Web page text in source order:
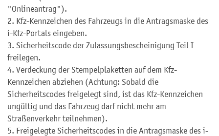
"Onlineantrag").
2. Kfz-Kennzeichen des Fahrzeugs in die Antragsmaske des
i-Kfz-Portals eingeben.
3. Sicherheitscode der Zulassungsbescheinigung Teil I
freilegen.
4. Verdeckung der Stempelplaketten auf dem Kfz-
Kennzeichen abziehen (Achtung: Sobald die
Sicherheitscodes freigelegt sind, ist das Kfz-Kennzeichen
ungültig und das Fahrzeug darf nicht mehr am
Straßenverkehr teilnehmen).
5. Freigelegte Sicherheitscodes in die Antragsmaske des i-